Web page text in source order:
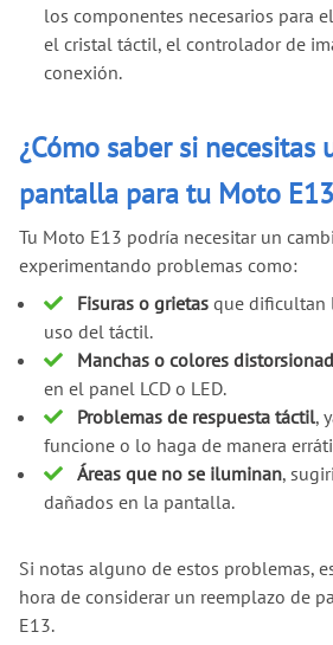
los componentes necesarios para
el cristal táctil, el controlador de
conexión.
¿Cómo saber si necesitas
pantalla para tu Moto
Tu Moto E13 podría necesitar un
experimentando problemas como:
Fisuras o grietasque dificultan
uso del táctil.
Manchas o colores
en el panel LCD o LED.
Problemas de respuesta táctil,
funcione o lo haga de manera
Áreas que no se iluminan,
dañados en la pantalla.
Si notas alguno de estos problemas,
hora de considerar un reemplazo de
E13.